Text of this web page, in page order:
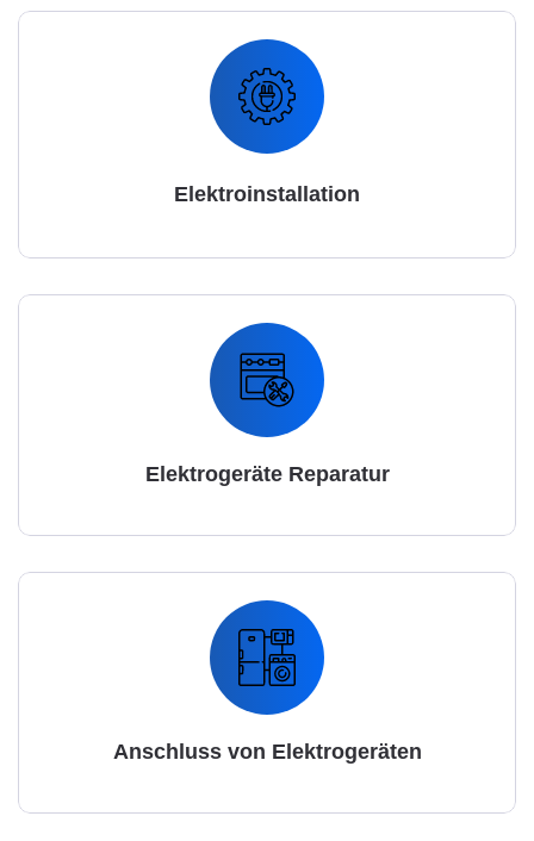
Elektroinstallation
Elektrogeräte Reparatur
Anschluss von Elektrogeräten